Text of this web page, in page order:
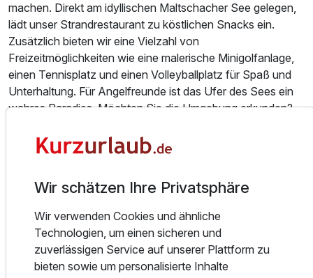
Für 8 Tage p.P. ab833,00 €
machen. Direkt am idyllischen Maltschacher See gelegen,
lädt unser Strandrestaurant zu köstlichen Snacks ein.
Zusätzlich bieten wir eine Vielzahl von
Freizeitmöglichkeiten wie eine malerische Minigolfanlage,
einen Tennisplatz und einen Volleyballplatz für Spaß und
Unterhaltung. Für Angelfreunde ist das Ufer des Sees ein
wahres Paradies. Möchten Sie die Umgebung erkunden?
oder sich auf den neuen Slow-Trail begeben. In
unmittelbarer Nähe finden Sie zudem Wanderwege für
Sie die charmante Altstadt von Klagenfurt in wenigen
Minuten und können dennoch die natürliche Schönheit der
Umgebung voll auskosten. Wir freuen uns darauf, Sie bei
uns begrüßen zu dürfen und Ihnen einen unvergesslichen
Aufenthalt zu bieten!
Wir schätzen Ihre Privatsphäre
Wir verwenden Cookies und ähnliche
Technologien, um einen sicheren und
zuverlässigen Service auf unserer Plattform zu
bieten sowie um personalisierte Inhalte